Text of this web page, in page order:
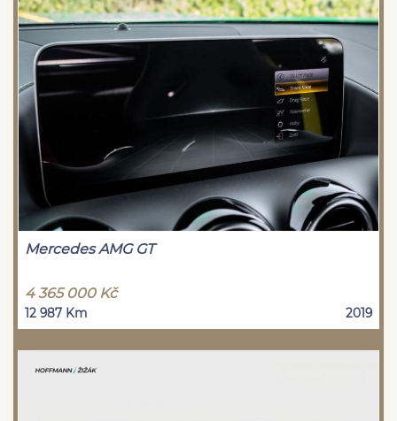
Mercedes AMG GT
4 365 000 Kč
12 987 Km 2019